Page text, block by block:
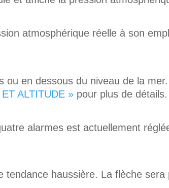
atmosphérique réelle à son
en dessous du niveau de la
ALTITUDE » pour plus de détails.
alarmes est actuellement
haussière. La flèche